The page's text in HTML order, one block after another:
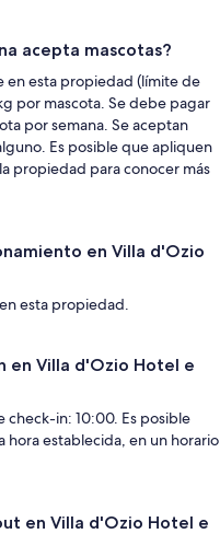
acepta mascotas?
en esta propiedad (límite de
por mascota. Se debe pagar
por semana. Se aceptan
Es posible que apliquen
propiedad para conocer más
en Villa d'Ozio
esta propiedad.
en Villa d'Ozio Hotel e
check-in: 10:00. Es posible
hora establecida, en un horario
en Villa d'Ozio Hotel e